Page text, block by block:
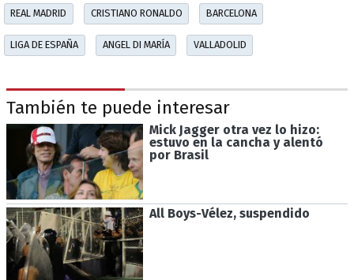
REAL MADRID CRISTIANO RONALDO BARCELONA
LIGA DE ESPAÑA ANGEL DI MARÍA VALLADOLID
También te puede interesar
Mick Jagger otra vez lo hizo:
estuvo en la cancha y alentó
por Brasil
All Boys-Vélez, suspendido